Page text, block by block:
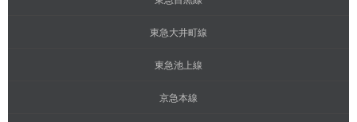
東急大井町線
東急池上線
京急本線